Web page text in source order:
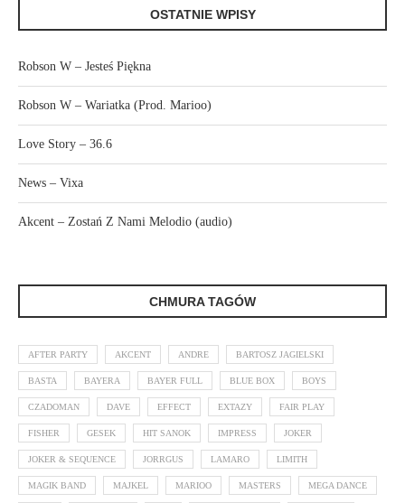
OSTATNIE WPISY
Robson W – Jesteś Piękna
Robson W – Wariatka (Prod. Marioo)
Love Story – 36.6
News – Vixa
Akcent – Zostań Z Nami Melodio (audio)
CHMURA TAGÓW
AFTER PARTY AKCENT ANDRE BARTOSZ JAGIELSKI
BASTA BAYERA BAYER FULL BLUE BOX BOYS
CZADOMAN DAVE EFFECT EXTAZY FAIR PLAY
FISHER GESEK HIT SANOK IMPRESS JOKER
JOKER & SEQUENCE JORRGUS LAMARO LIMITH
MAGIK BAND MAJKEL MARIOO MASTERS MEGA DANCE